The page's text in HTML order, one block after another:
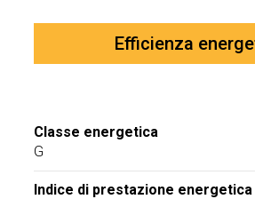
Efficienza
Classe energetica
G
Indice di prestazione energetica